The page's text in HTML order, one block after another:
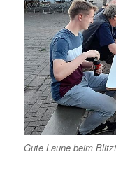
Gute Laune beim